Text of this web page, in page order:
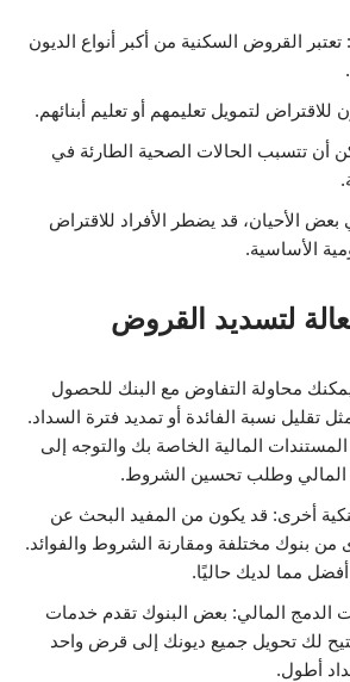
القروض السكنية من أكبر أنواع الديون
للاقتراض لتمويل تعليمهم أو تعليم أبنائهم.
أن تتسبب الحالات الصحية الطارئة في
بعض الأحيان، قد يضطر الأفراد للاقتراض
الأساسية.
لتسديد القروض
محاولة التفاوض مع البنك للحصول
نسبة الفائدة أو تمديد فترة السداد.
المالية الخاصة بك والتوجه إلى
وطلب تحسين الشروط.
أخرى: قد يكون من المفيد البحث عن
بنوك مختلفة ومقارنة الشروط والفوائد.
مما لديك حاليًا.
الدمج المالي: بعض البنوك تقدم خدمات
لك تحويل جميع ديونك إلى قرض واحد
أطول.